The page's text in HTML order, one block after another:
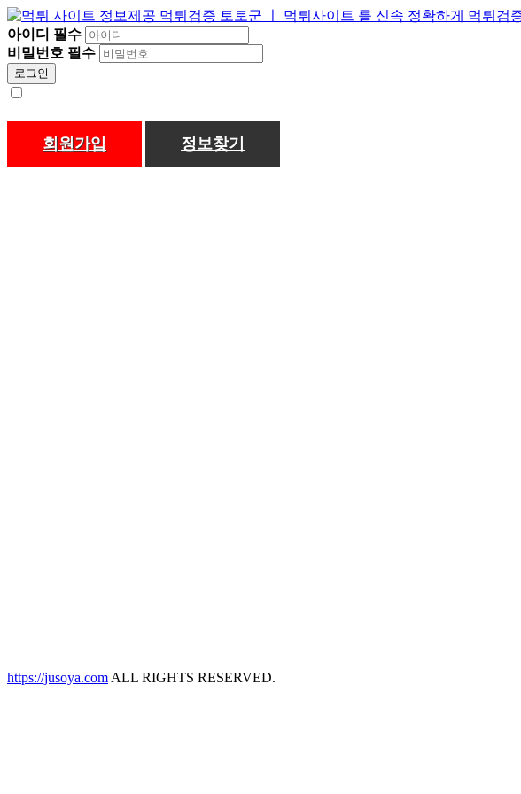
아이디 필수
비밀번호 필수
로그인
회원가입 정보찾기
https://jusoya.com ALL RIGHTS RESERVED.